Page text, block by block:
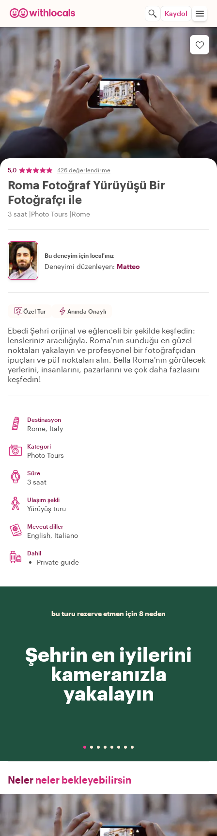
Kaydol
5,0 426 değerlendirme
Roma Fotoğraf Yürüyüşü Bir
Fotoğrafçı ile
3 saat Photo Tours Rome
Bu deneyim için local'ınız
Deneyimi düzenleyen: Matteo
Özel Tur Anında Onaylı
Ebedi Şehri orijinal ve eğlenceli bir şekilde keşfedin:
lensleriniz aracılığıyla. Roma'nın sunduğu en güzel
noktaları yakalayın ve profesyonel bir fotoğrafçıdan
ipuçları ve püf noktaları alın. Bella Roma'nın görülecek
yerlerini, insanlarını, pazarlarını ve çok daha fazlasını
keşfedin!
Destinasyon
Rome, Italy
Kategori
Photo Tours
Süre
3 saat
Ulaşım şekli
Yürüyüş turu
Mevcut diller
English, Italiano
Dahil
Private guide
bu turu rezerve etmen için 8 neden
Şehrin en iyilerini
kameranızla
yakalayın
Neler neler bekleyebilirsin